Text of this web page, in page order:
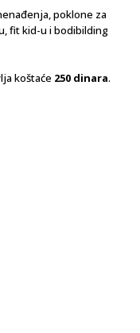
poklone za
fit kid-u i bodibilding
koštaće 250 dinara.